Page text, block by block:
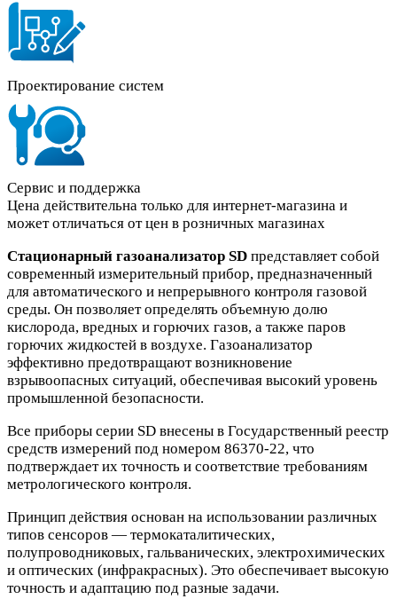
Проектирование систем
Сервис и поддержка
Цена действительна только для интернет-магазина и
может отличаться от цен в розничных магазинах
Стационарный газоанализатор SD представляет собой
современный измерительный прибор, предназначенный
для автоматического и непрерывного контроля газовой
среды. Он позволяет определять объемную долю
кислорода, вредных и горючих газов, а также паров
горючих жидкостей в воздухе. Газоанализатор
эффективно предотвращают возникновение
взрывоопасных ситуаций, обеспечивая высокий уровень
промышленной безопасности.
Все приборы серии SD внесены в Государственный реестр
средств измерений под номером 86370-22, что
подтверждает их точность и соответствие требованиям
метрологического контроля.
Принцип действия основан на использовании различных
типов сенсоров — термокаталитических,
полупроводниковых, гальванических, электрохимических
и оптических (инфракрасных). Это обеспечивает высокую
точность и адаптацию под разные задачи.